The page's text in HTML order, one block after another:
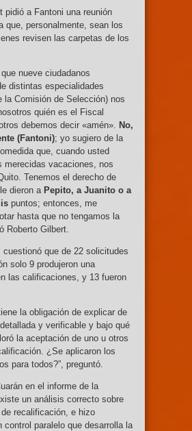
pidió a Fantoni una reunión
que, personalmente, sean los
revisen las carpetas de los
nueve ciudadanos
distintas especialidades
la Comisión de Selección) nos
quién es el Fiscal
debemos decir «amén».
No,
(Fantoni); yo sugiero de la
que, cuando usted
merecidas vacaciones, nos
Tenemos el derecho de
dieron a Pepito, a Juanito o a
puntos; entonces, me
hasta que no tengamos la
Roberto Gilbert.
cuestionó que de 22 solicitudes
solo 9 produjeron una
las calificaciones, y 13 fueron
la obligación de explicar de
y verificable y bajo qué
la aceptación de uno u otros
¿Se aplicaron los
para todos?”, preguntó.
en el informe de la
un análisis correcto sobre
recalificación, e hizo
control paralelo que desarrolla la